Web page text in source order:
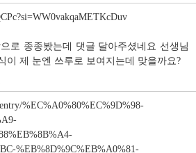
로 종종봤는데 댓글 달아주셨네요 선생님
이 제 눈엔 쓰루로 보여지는데 맞을까요?
%EC%A0%80%EC%9D%98-
%EB%8D%9C%EB%A0%81-